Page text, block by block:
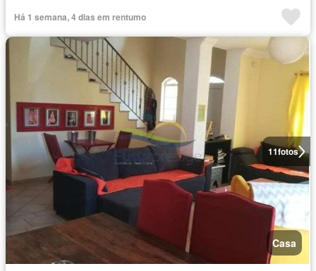
Há 1 semana, 4 dias em rentumo
11fotos
Casa